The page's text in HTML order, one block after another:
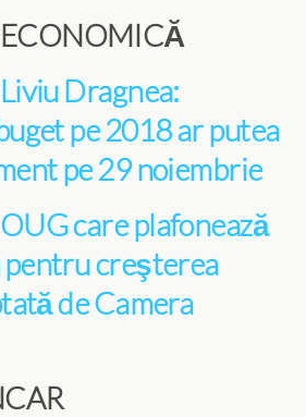
ECONOMICĂ
Liviu Dragnea:
pe 2018 ar putea
pe 29 noiembrie
OUG care plafonează
creşterea
de Camera